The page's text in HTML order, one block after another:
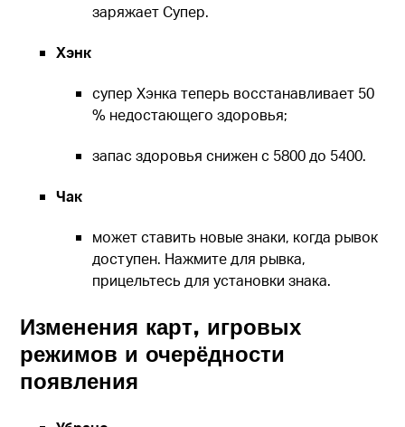
заряжает Супер.
Хэнк
супер Хэнка теперь восстанавливает 50
% недостающего здоровья;
запас здоровья снижен с 5800 до 5400.
Чак
может ставить новые знаки, когда рывок
доступен. Нажмите для рывка,
прицельтесь для установки знака.
Изменения карт, игровых
режимов и очерёдности
появления